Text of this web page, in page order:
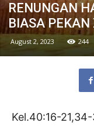
RENUNGAN
BIASA PEKAN
August 2, 2023 244
Kel.40:16-